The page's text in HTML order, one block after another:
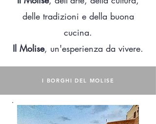
delle tradizioni e della buona
cucina.
Il Molise, un'esperienza da vivere.
I BORGHI DEL MOLISE